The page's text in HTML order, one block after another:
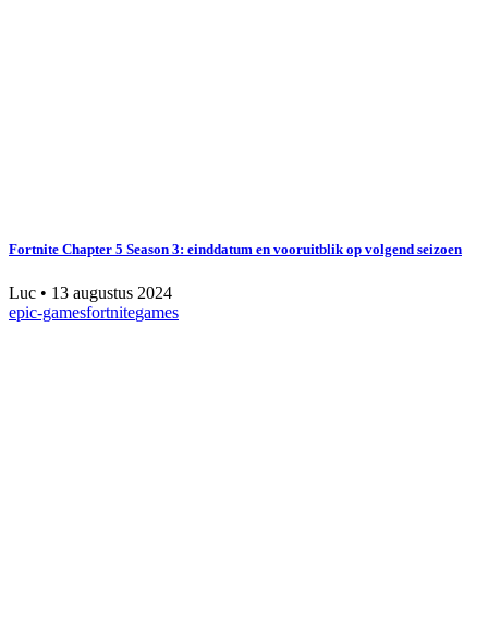
Fortnite Chapter 5 Season 3: einddatum en vooruitblik op volgend seizoen
Luc • 13 augustus 2024
epic-gamesfortnitegames